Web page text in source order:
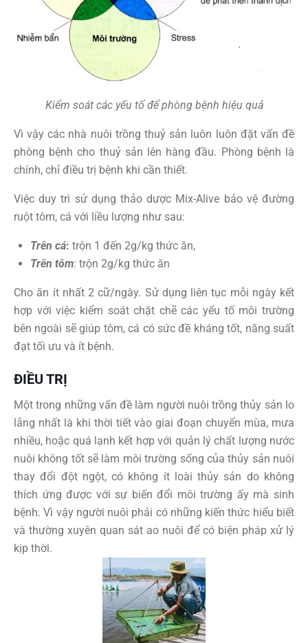
Kiểm soát các yếu tố để phòng bệnh hiệu quả
Vì vậy các nhà nuôi trồng thuỷ sản luôn luôn đặt vấn đề
phòng bệnh cho thuỷ sản lên hàng đầu. Phòng bệnh là
chính, chỉ điều trị bệnh khi cần thiết.
Việc duy trì sử dụng thảo dược Mix-Alive bảo vệ đường
ruột tôm, cá với liều lượng như sau:
Trên cá: trộn 1 đến 2g/kg thức ăn,
Trên tôm: trộn 2g/kg thức ăn
Cho ăn ít nhất 2 cữ/ngày. Sử dụng liên tục mỗi ngày kết
hợp với việc kiểm soát chặt chẽ các yếu tố môi trường
bên ngoài sẽ giúp tôm, cá có sức đề kháng tốt, năng suất
đạt tối ưu và ít bệnh.
ĐIỀU TRỊ
Một trong những vấn đề làm người nuôi trồng thủy sản lo
lắng nhất là khi thời tiết vào giai đoạn chuyển mùa, mưa
nhiều, hoặc quá lạnh kết hợp với quản lý chất lượng nước
nuôi không tốt sẽ làm môi trường sống của thủy sản nuôi
thay đổi đột ngột, có không ít loài thủy sản do không
thích ứng được với sự biến đổi môi trường ấy mà sinh
bệnh. Vì vậy người nuôi phải có những kiến thức hiểu biết
và thường xuyên quan sát ao nuôi để có biện pháp xử lý
kịp thời.